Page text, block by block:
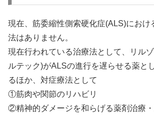
現在、筋委縮性側索硬化症(ALS)におけ
法はありません。
現在行われている治療法として、リル
ルテック)がALSの進行を遅らせる薬と
るほか、対症療法として
①筋肉や関節のリハビリ
②精神的ダメージを和らげる薬剤治療